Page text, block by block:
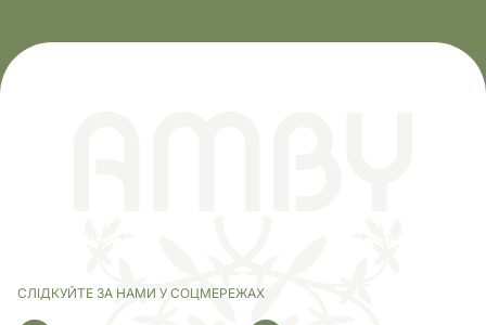
СЛІДКУЙТЕ ЗА НАМИ У СОЦМЕРЕЖАХ